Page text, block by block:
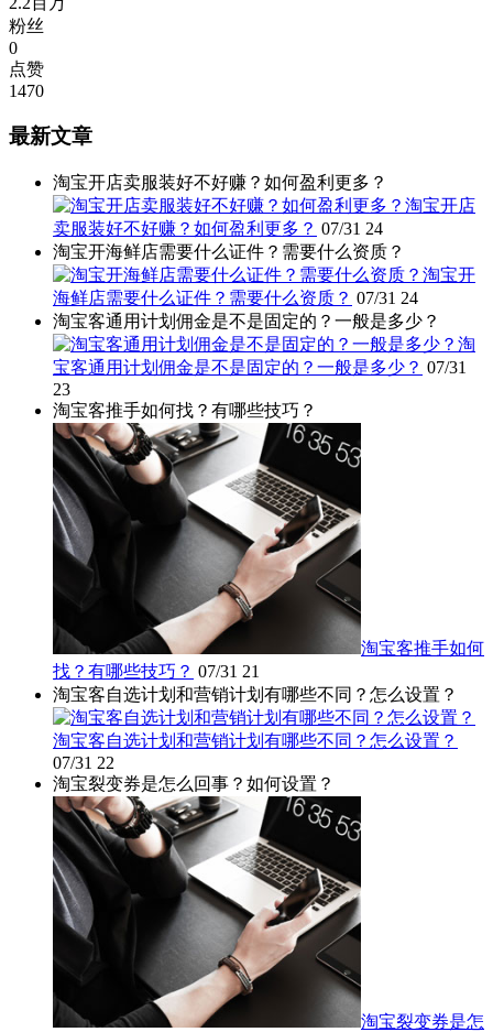
粉丝
0
点赞
1470
最新文章
淘宝开店卖服装好不好赚？如何盈利更多？
淘宝开店
卖服装好不好赚？如何盈利更多？ 07/31 24
淘宝开海鲜店需要什么证件？需要什么资质？
淘宝开
海鲜店需要什么证件？需要什么资质？ 07/31 24
淘宝客通用计划佣金是不是固定的？一般是多少？
淘
宝客通用计划佣金是不是固定的？一般是多少？ 07/31
23
淘宝客推手如何找？有哪些技巧？
淘宝客推手如何
找？有哪些技巧？ 07/31 21
淘宝客自选计划和营销计划有哪些不同？怎么设置？
淘宝客自选计划和营销计划有哪些不同？怎么设置？
07/31 22
淘宝裂变券是怎么回事？如何设置？
淘宝裂变券是怎